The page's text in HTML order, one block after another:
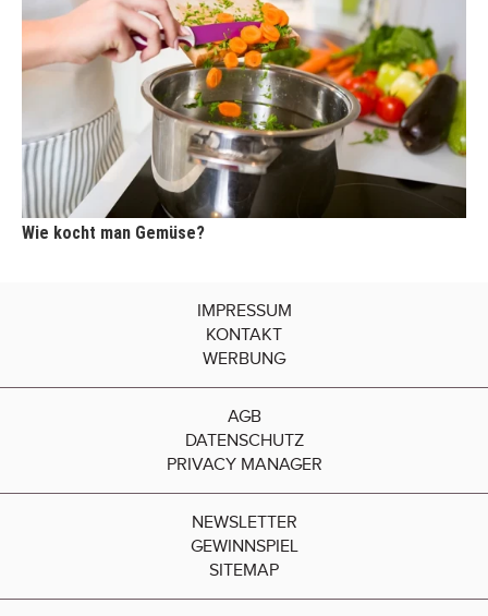
Wie kocht man Gemüse?
IMPRESSUM
KONTAKT
WERBUNG
AGB
DATENSCHUTZ
PRIVACY MANAGER
NEWSLETTER
GEWINNSPIEL
SITEMAP